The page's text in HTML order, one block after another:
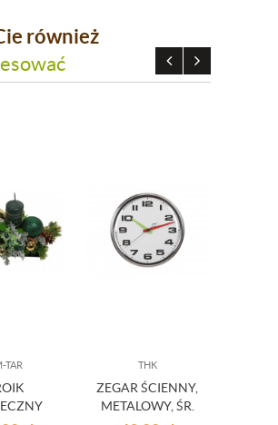
również
TAR THK
ZEGAR ŚCIENNY,
METALOWY, ŚR.